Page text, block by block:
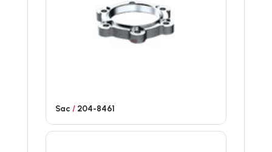
Sac /204-8461